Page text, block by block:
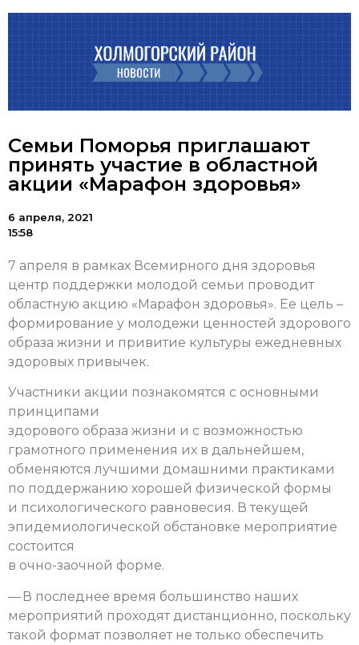
Семьи Поморья приглашают
принять участие в областной
акции «Марафон здоровья»
6 апреля, 2021
15:58
7 апреля в рамках Всемирного дня здоровья
центр поддержки молодой семьи проводит
областную акцию «Марафон здоровья». Ее цель –
формирование у молодежи ценностей здорового
образа жизни и привитие культуры ежедневных
здоровых привычек.
Участники акции познакомятся с основными
принципами
здорового образа жизни и с возможностью
грамотного применения их в дальнейшем,
обменяются лучшими домашними практиками
по поддержанию хорошей физической формы
и психологического равновесия. В текущей
эпидемиологической обстановке мероприятие
состоится
в очно-заочной форме.
— В последнее время большинство наших
мероприятий проходят дистанционно, поскольку
такой формат позволяет не только обеспечить